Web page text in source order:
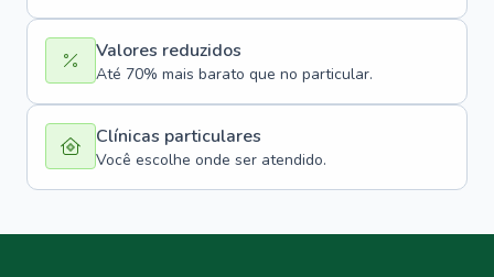
Valores reduzidos
Até 70% mais barato que no particular.
Clínicas particulares
Você escolhe onde ser atendido.